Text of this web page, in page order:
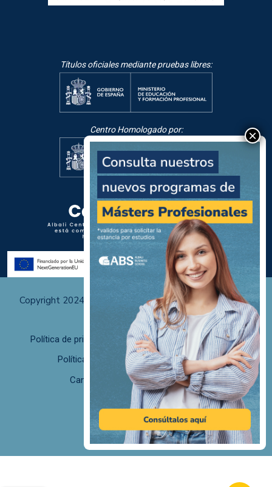
Títulos oficiales mediante pruebas libres:
Centro Homologado por:
Copyright 2024 Albali Centros de Formación | Todos los
derechos reservados
Política de privacidad
Políticas de uso y cookies
Política de calidad
F. desistimiento
Canal de Denuncias/Canal Ético